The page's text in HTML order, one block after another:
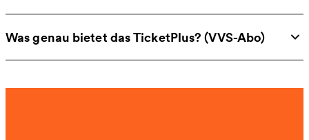
Was genau bietet das TicketPlus? (VVS-Abo)